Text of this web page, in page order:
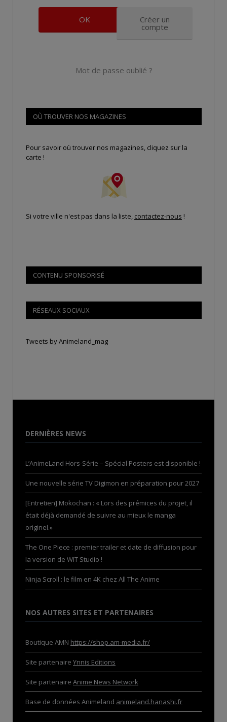
Créer un
compte
Mot de passe oublié ?
OÙ TROUVER NOS MAGAZINES
Pour savoir où trouver nos magazines, cliquez sur la
carte !
Si votre ville n'est pas dans la liste, contactez-nous !
CONTENU SPONSORISÉ
RÉSEAUX SOCIAUX
Tweets by Animeland_mag
DERNIÈRES NEWS
L’AnimeLand Hors-Série – Spécial Posters est disponible !
Une nouvelle série TV Digimon en préparation pour 2027
[Entretien] Mokochan : « Lors des prémices du projet, il
était déjà demandé de suivre au mieux le manga
originel.»
The One Piece : premier trailer et date de diffusion pour
la version de WIT Studio !
Ninja Scroll : le film en 4K chez All The Anime
NOS AUTRES SITES ET PARTENAIRES
Boutique AMN https://shop.am-media.fr/
Site partenaire Ynnis Editions
Site partenaire Anime News Network
Base de données Animeland animeland.hanashi.fr